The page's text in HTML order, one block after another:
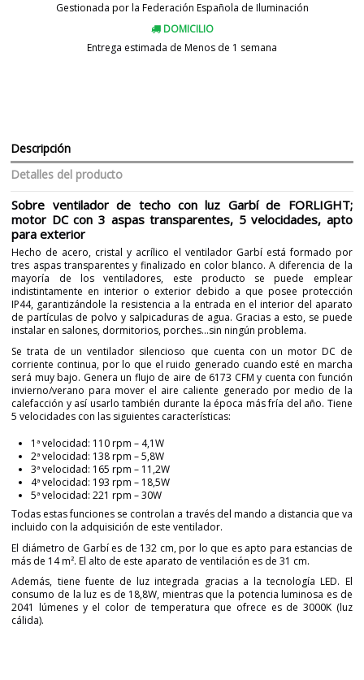
Gestionada por la Federación Española de Iluminación
DOMICILIO
Entrega estimada de Menos de 1 semana
Descripción
Detalles del producto
Sobre ventilador de techo con luz Garbí de FORLIGHT;
motor DC con 3 aspas transparentes, 5 velocidades, apto
para exterior
Hecho de acero, cristal y acrílico el ventilador Garbí está formado por
tres aspas transparentes y finalizado en color blanco. A diferencia de la
mayoría de los ventiladores, este producto se puede emplear
indistintamente en interior o exterior debido a que posee protección
IP44, garantizándole la resistencia a la entrada en el interior del aparato
de partículas de polvo y salpicaduras de agua. Gracias a esto, se puede
instalar en salones, dormitorios, porches…sin ningún problema.
Se trata de un ventilador silencioso que cuenta con un motor DC de
corriente continua, por lo que el ruido generado cuando esté en marcha
será muy bajo. Genera un flujo de aire de 6173 CFM y cuenta con función
invierno/verano para mover el aire caliente generado por medio de la
calefacción y así usarlo también durante la época más fría del año. Tiene
5 velocidades con las siguientes características:
1ª velocidad: 110 rpm – 4,1W
2ª velocidad: 138 rpm – 5,8W
3ª velocidad: 165 rpm – 11,2W
4ª velocidad: 193 rpm – 18,5W
5ª velocidad: 221 rpm – 30W
Todas estas funciones se controlan a través del mando a distancia que va
incluido con la adquisición de este ventilador.
El diámetro de Garbí es de 132 cm, por lo que es apto para estancias de
más de 14 m². El alto de este aparato de ventilación es de 31 cm.
Además, tiene fuente de luz integrada gracias a la tecnología LED. El
consumo de la luz es de 18,8W, mientras que la potencia luminosa es de
2041 lúmenes y el color de temperatura que ofrece es de 3000K (luz
cálida).